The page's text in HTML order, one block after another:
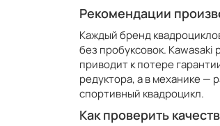
Рекомендации
Каждый бренд
без пробуксовок. Kawasaki
приводит к потере
редуктора, а в механике —
спортивный квадроцикл.
Как проверить